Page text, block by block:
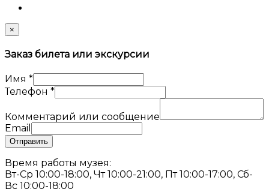
×
Заказ билета или экскурсии
Имя *
Телефон *
Комментарий или сообщение
Email
Отправить
Время работы музея:
Вт-Ср 10:00-18:00, Чт 10:00-21:00, Пт 10:00-17:00, Сб-
Вс 10:00-18:00